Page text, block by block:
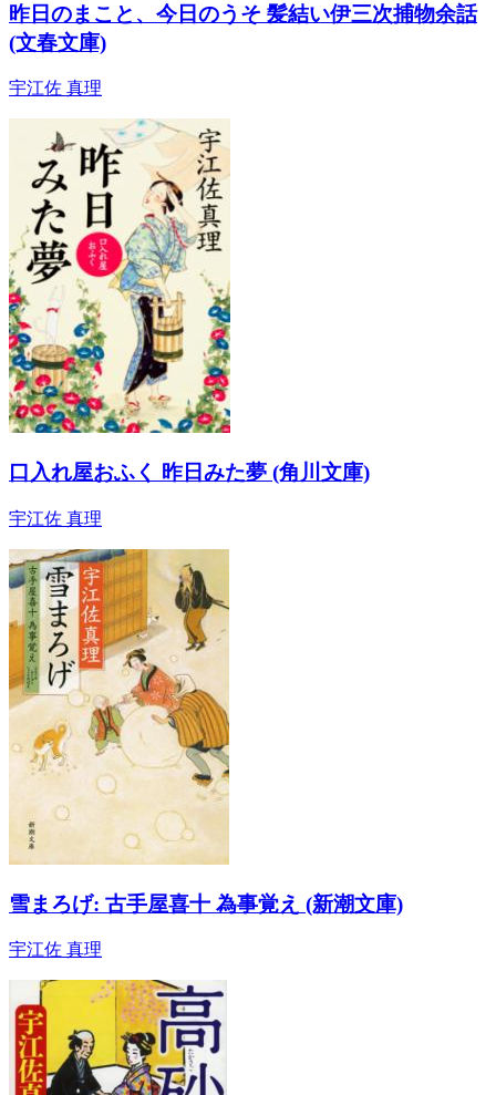
昨日のまこと、今日のうそ 髪結い伊三次捕物余話
(文春文庫)
宇江佐 真理
口入れ屋おふく 昨日みた夢 (角川文庫)
宇江佐 真理
雪まろげ: 古手屋喜十 為事覚え (新潮文庫)
宇江佐 真理